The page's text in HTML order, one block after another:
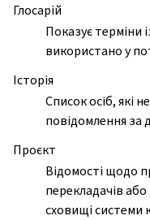
Глосарій
Показує терміни
використано у
Історія
Список осіб, які
повідомлення
Проєкт
Відомості щодо
перекладачів
сховищі системи